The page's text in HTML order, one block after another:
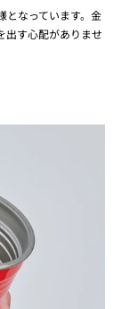
となっています。金
出す心配がありませ